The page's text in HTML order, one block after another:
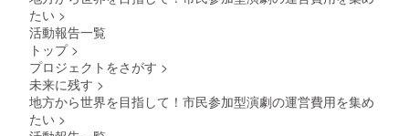
予定で
す。
名前を
示期
間】
して公
に掲示
したお
と名入
在庫に
よりデ
アッ
メッ
セージ
たい >
活動報告一覧
トップ >
プロジェクトをさがす >
未来に残す >
地方から世界を目指して！市民参加型演劇の運営費用を集め
たい >